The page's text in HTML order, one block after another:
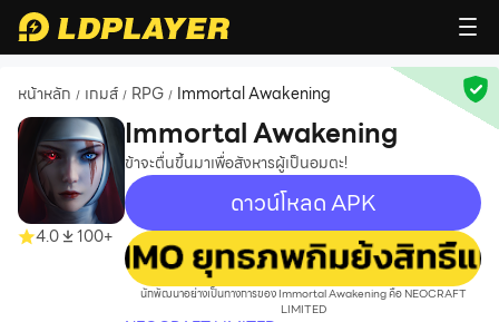
หน้าหลัก / เกมส์ / RPG / Immortal Awakening
4.0 100+
Immortal Awakening
ข้าจะตื่นขึ้นมาเพื่อสังหารผู้เป็นอมตะ!
ดาวน์โหลด APK
recommend
นักพัฒนาอย่างเป็นทางการของ Immortal Awakening คือ NEOCRAFT
LIMITED